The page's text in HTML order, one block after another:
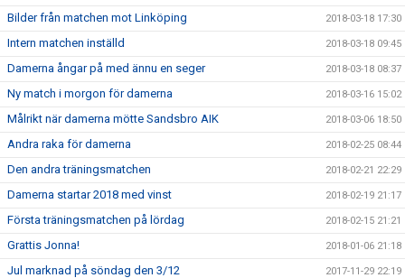
Bilder från matchen mot Linköping 2018-03-18 17:30
Intern matchen inställd 2018-03-18 09:45
Damerna ångar på med ännu en seger 2018-03-18 08:37
Ny match i morgon för damerna 2018-03-16 15:02
Målrikt när damerna mötte Sandsbro AIK 2018-03-06 18:50
Andra raka för damerna 2018-02-25 08:44
Den andra träningsmatchen 2018-02-21 22:29
Damerna startar 2018 med vinst 2018-02-19 21:17
Första träningsmatchen på lördag 2018-02-15 21:21
Grattis Jonna! 2018-01-06 21:18
Jul marknad på söndag den 3/12 2017-11-29 22:19